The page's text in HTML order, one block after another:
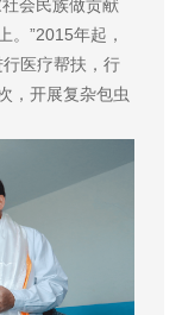
会民族做贡献
。”2015年起，
医疗帮扶，行
，开展复杂包虫